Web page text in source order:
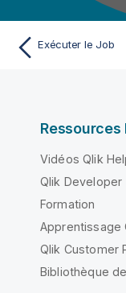
Exécuter le Job
Vidéos Qlik
Qlik Developer
Formation
Apprentissage
Qlik Customer
Bibliothèque